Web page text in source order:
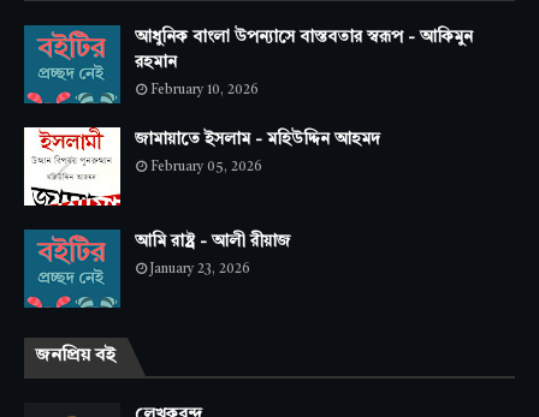
আধুনিক বাংলা উপন্যাসে বাস্তবতার স্বরূপ - আকিমুন
রহমান
February 10, 2026
জামায়াতে ইসলাম - মহিউদ্দিন আহমদ
February 05, 2026
আমি রাষ্ট্র - আলী রীয়াজ
January 23, 2026
জনপ্রিয় বই